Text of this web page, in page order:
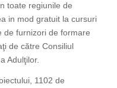
toate regiunile de
in mod gratuit la cursuri
de furnizori de formare
de către Consiliul
Adulţilor.
1102 de